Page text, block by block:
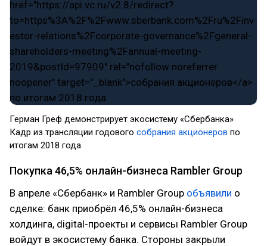
​Герман Греф демонстрирует экосистему «Сбербанка»
Кадр из трансляции годового собрания акционеров по
итогам 2018 года​
Покупка 46,5% онлайн-бизнеса Rambler Group
В апреле «Сбербанк» и Rambler Group объявили о
сделке: банк приобрёл 46,5% онлайн-бизнеса
холдинга, digital-проекты и сервисы Rambler Group
войдут в экосистему банка. Стороны закрыли